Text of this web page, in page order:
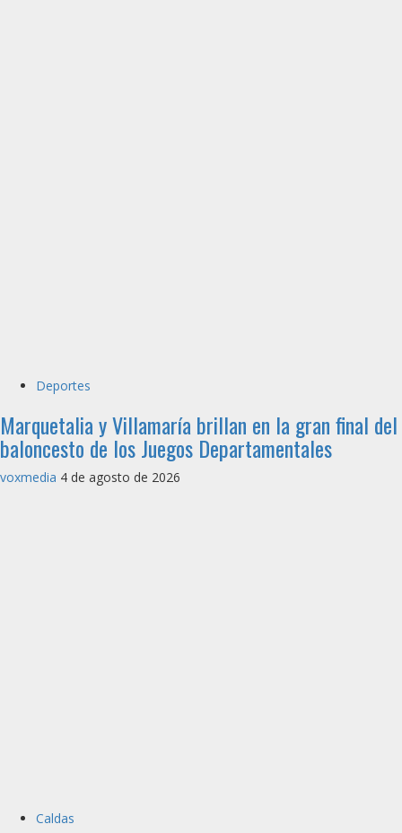
Deportes
Marquetalia y Villamaría brillan en la gran final del
baloncesto de los Juegos Departamentales
voxmedia 4 de agosto de 2026
Caldas